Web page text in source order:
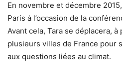
En novembre et décembre
Paris à l’occasion de la
Avant cela, Tara se déplacera,
plusieurs villes de France pour
aux questions liées au climat.